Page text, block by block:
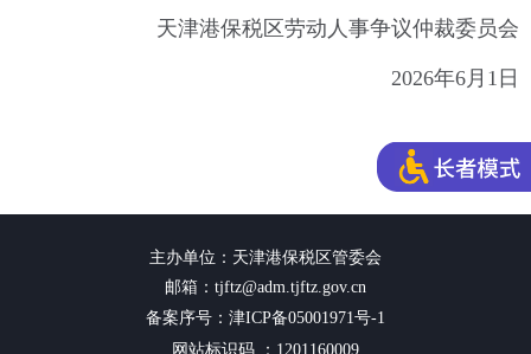
天津港保税区劳动人事争议仲裁委员会
2026年6月1日
主办单位：天津港保税区管委会
邮箱：tjftz@adm.tjftz.gov.cn
备案序号：津ICP备05001971号-1
网站标识码 ：1201160009